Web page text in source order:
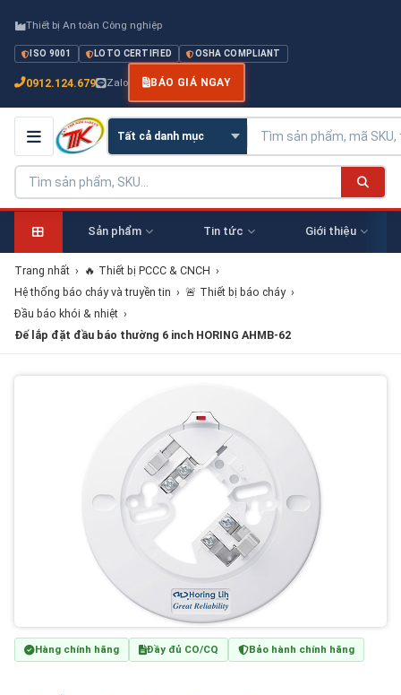
Thiết bị An toàn Công nghiệp
ISO 9001 LOTO CERTIFIED OSHA COMPLIANT
0912.124.679 Zalo BÁO GIÁ NGAY
Sản phẩm Tin tức Giới thiệu
Trang nhất › 🔥 Thiết bị PCCC & CNCH ›
Hệ thống báo cháy và truyền tin › 🚨 Thiết bị báo cháy ›
Đầu báo khói & nhiệt ›
Đế lắp đặt đầu báo thường 6 inch HORING AHMB-62
Hàng chính hãng Đầy đủ CO/CQ Bảo hành chính hãng